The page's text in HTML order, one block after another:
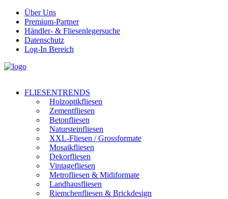
Über Uns
Premium-Partner
Händler- & Fliesenlegersuche
Datenschutz
Log-In Bereich
FLIESENTRENDS
Holzoptikfliesen
Zementfliesen
Betonfliesen
Natursteinfliesen
XXL-Fliesen / Grossformate
Mosaikfliesen
Dekorfliesen
Vintagefliesen
Metrofliesen & Midiformate
Landhausfliesen
Riemchenfliesen & Brickdesign